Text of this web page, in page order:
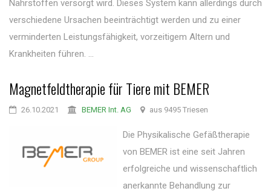
Nährstoffen versorgt wird. Dieses System kann allerdings durch
verschiedene Ursachen beeinträchtigt werden und zu einer
verminderten Leistungsfähigkeit, vorzeitigem Altern und
Krankheiten führen. ...
Magnetfeldtherapie für Tiere mit BEMER
26.10.2021 BEMER Int. AG aus 9495 Triesen
Die Physikalische Gefäßtherapie
von BEMER ist eine seit Jahren
erfolgreiche und wissenschaftlich
anerkannte Behandlung zur